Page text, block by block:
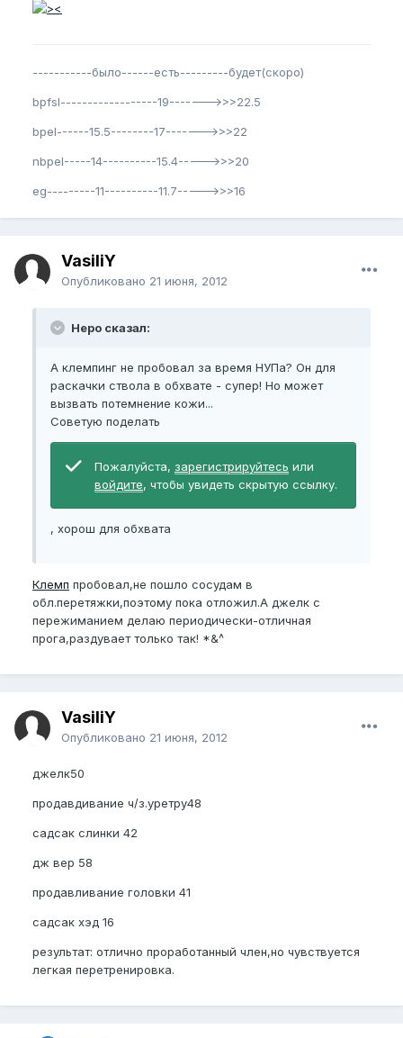
-----------было------есть---------будет(скоро)
bpfsl------------------19------->>>22.5
bpel------15.5--------17------->>>22
nbpel-----14----------15.4----->>>20
eg---------11----------11.7----->>>16
VasiliY
Опубликовано 21 июня, 2012
Неро сказал:
А клемпинг не пробовал за время НУПа? Он для
раскачки ствола в обхвате - супер! Но может
вызвать потемнение кожи...
Советую поделать
Пожалуйста, зарегистрируйтесь или
войдите, чтобы увидеть скрытую ссылку.
, хорош для обхвата
Клемп пробовал,не пошло сосудам в
обл.перетяжки,поэтому пока отложил.А джелк с
пережиманием делаю периодически-отличная
прога,раздувает только так! *&^
VasiliY
Опубликовано 21 июня, 2012
джелк50
продавдивание ч/з.уретру48
садсак слинки 42
дж вер 58
продавливание головки 41
садсак хэд 16
результат: отлично проработанный член,но чувствуется
легкая перетренировка.